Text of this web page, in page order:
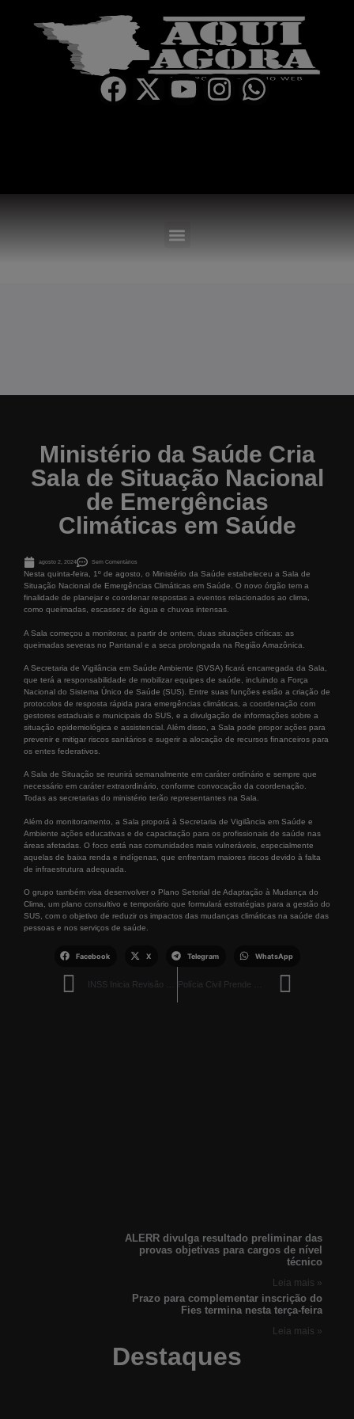
Ministério da Saúde Cria
Sala de Situação Nacional
de Emergências
Climáticas em Saúde
agosto 2, 2024 Sem Comentários
Nesta quinta-feira, 1º de agosto, o Ministério da Saúde estabeleceu a Sala de
Situação Nacional de Emergências Climáticas em Saúde. O novo órgão tem a
finalidade de planejar e coordenar respostas a eventos relacionados ao clima,
como queimadas, escassez de água e chuvas intensas.
A Sala começou a monitorar, a partir de ontem, duas situações críticas: as
queimadas severas no Pantanal e a seca prolongada na Região Amazônica.
A Secretaria de Vigilância em Saúde Ambiente (SVSA) ficará encarregada da Sala,
que terá a responsabilidade de mobilizar equipes de saúde, incluindo a Força
Nacional do Sistema Único de Saúde (SUS). Entre suas funções estão a criação de
protocolos de resposta rápida para emergências climáticas, a coordenação com
gestores estaduais e municipais do SUS, e a divulgação de informações sobre a
situação epidemiológica e assistencial. Além disso, a Sala pode propor ações para
prevenir e mitigar riscos sanitários e sugerir a alocação de recursos financeiros para
os entes federativos.
A Sala de Situação se reunirá semanalmente em caráter ordinário e sempre que
necessário em caráter extraordinário, conforme convocação da coordenação.
Todas as secretarias do ministério terão representantes na Sala.
Além do monitoramento, a Sala proporá à Secretaria de Vigilância em Saúde e
Ambiente ações educativas e de capacitação para os profissionais de saúde nas
áreas afetadas. O foco está nas comunidades mais vulneráveis, especialmente
aquelas de baixa renda e indígenas, que enfrentam maiores riscos devido à falta
de infraestrutura adequada.
O grupo também visa desenvolver o Plano Setorial de Adaptação à Mudança do
Clima, um plano consultivo e temporário que formulará estratégias para a gestão do
SUS, com o objetivo de reduzir os impactos das mudanças climáticas na saúde das
pessoas e nos serviços de saúde.
Facebook X Telegram WhatsApp
Destaques
ALERR divulga resultado preliminar das
provas objetivas para cargos de nível
técnico
Leia mais »
Prazo para complementar inscrição do
Fies termina nesta terça-feira
Leia mais »